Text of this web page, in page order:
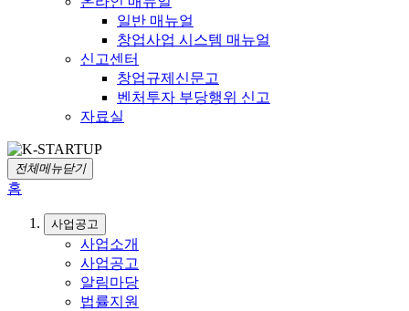
일반 매뉴얼
창업사업 시스템 매뉴얼
신고센터
창업규제신문고
벤처투자 부당행위 신고
자료실
전체메뉴닫기
홈
사업공고
사업소개
사업공고
알림마당
법률지원